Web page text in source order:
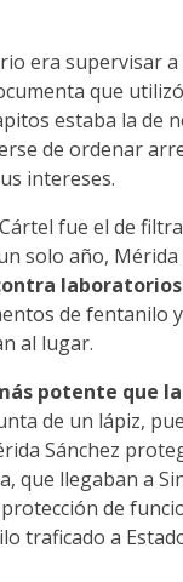
era supervisar a
que
estaba la de
de ordenar
intereses.
fue el de
solo año,
de fentanilo
al lugar.
potente que
de un lápiz,
Sánchez
que llegaban a
de
traficado a